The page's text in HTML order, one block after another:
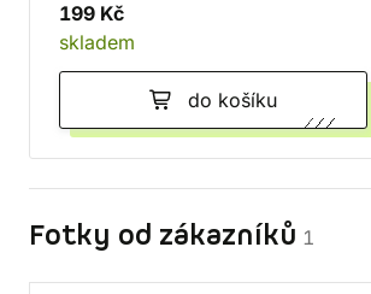
199 Kč
skladem
do košíku
Fotky od zákazníků 1